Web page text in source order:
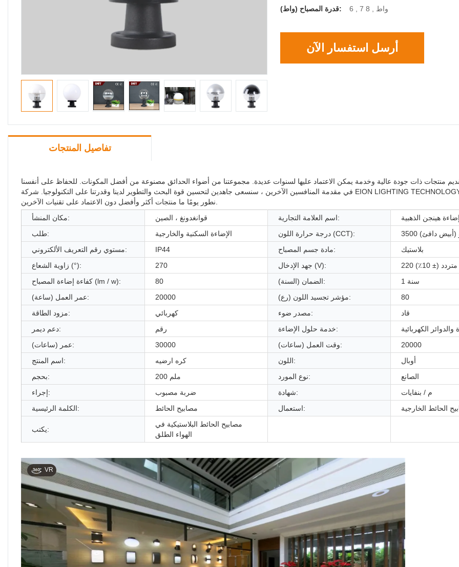
قدرة المصباح (واط): 6 , 7 واط , 8
أرسل استفسار الآن
تفاصيل المنتجات
منتجات ذات جودة عالية وخدمة يمكن الاعتماد عليها لسنوات عديدة. مجموعتنا من أضواء الحدائق مصنوعة من أفضل المكونات. للحفاظ على أنفسنا
في مقدمة المنافسين الآخرين ، سنسعى جاهدين لتحسين قوة البحث والتطوير لدينا وقدرتنا على التكنولوجيا. شركة EION LIGHTING TECHNOLOGY CO. ، نأمل أن
مكان المنشأ:
قوانغدونغ ، الصين اسم العلامة التجارية:
إضاءة هينجن الذهبية
طلب:
الإضاءة السكنية والخارجية درجة حرارة اللون (CCT):
(أبيض دافئ)
مستوي رقم التعريف الألكتروني:
IP44 مادة جسم المصباح:
بلاستيك
زاوية الشعاع (°):
270 جهد الإدخال (V):
(± 10٪)
كفاءة إضاءة المصباح (lm / w):
80 الضمان (السنة):
1 سنة
عمر العمل (ساعة):
20000 مؤشر تجسيد اللون (رع):
80
مزود الطاقة:
كهربائي مصدر ضوء:
قاد
دعم ديمر:
رقم خدمة حلول الإضاءة:
الكهربائية
عمر (ساعات):
30000 وقت العمل (ساعات):
20000
اسم المنتج:
كره ارضيه اللون:
أوبال
بحجم:
200 ملم نوع المورد:
الصانع
إجراء:
ضربة مصبوب شهادة:
م / بنفايات
الكلمة الرئيسية:
مصابيح الحائط استعمال: الحائط الخارجية
يكتب:
مصابيح الحائط البلاستيكية في
الهواء الطلق
VR